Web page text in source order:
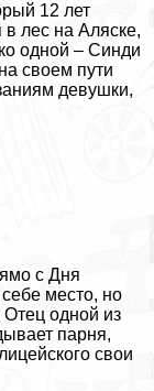
12 лет
лес на Аляске,
одной – Синди
своем пути
дeвyшки,
с Дня
место, но
Отец одной из
парня,
свои